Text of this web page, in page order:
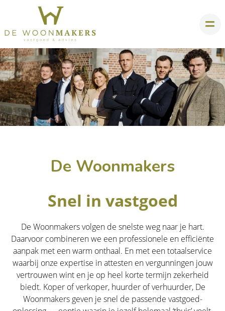
De Woonmakers
Snel in vastgoed
De Woonmakers volgen de snelste weg naar je hart.
Daarvoor combineren we een professionele en efficiënte
aanpak met een warm onthaal. En met een totaalservice
waarbij onze expertise in attesten en vergunningen jouw
vertrouwen wint en je op heel korte termijn zekerheid
biedt. Koper of verkoper, huurder of verhuurder, De
Woonmakers geven je snel de passende vastgoed-